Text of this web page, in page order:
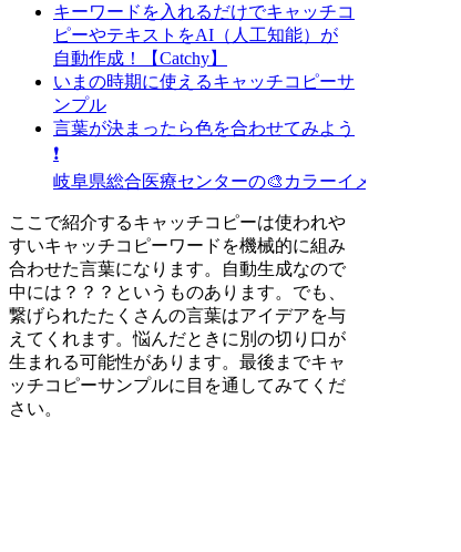
キーワードを入れるだけでキャッチコ
ピーやテキストをAI（人工知能）が
自動作成！【Catchy】
いまの時期に使えるキャッチコピーサ
ンプル
言葉が決まったら色を合わせてみよう
❗
岐阜県総合医療センターの🎨カラーイメージ探し
ここで紹介するキャッチコピーは使われや
すいキャッチコピーワードを機械的に組み
合わせた言葉になります。自動生成なので
中には？？？というものあります。でも、
繋げられたたくさんの言葉はアイデアを与
えてくれます。悩んだときに別の切り口が
生まれる可能性があります。最後までキャ
ッチコピーサンプルに目を通してみてくだ
さい。